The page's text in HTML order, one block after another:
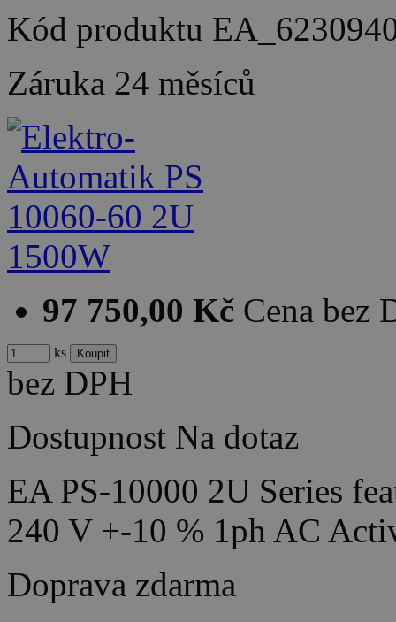
Kód produktu
Záruka 24 měsíců
97 750,00 Kč Cena bez
ks
bez DPH
Dostupnost Na dotaz
EA PS-10000 2U Series
240 V +-10 % 1ph AC
Doprava zdarma